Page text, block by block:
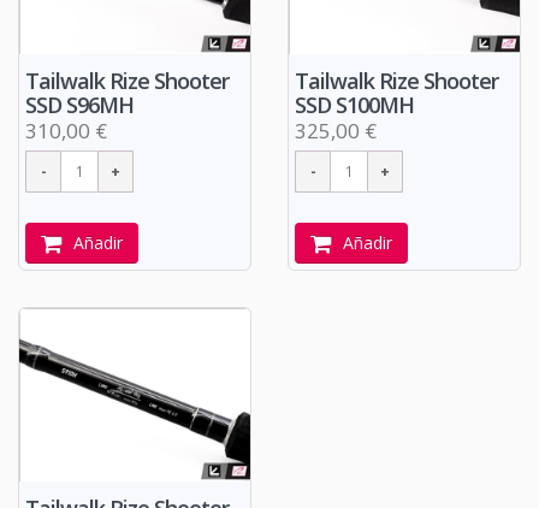
Tailwalk Rize Shooter
SSD S96MH
310,00 €
Añadir
Tailwalk Rize Shooter
SSD S100MH
325,00 €
Añadir